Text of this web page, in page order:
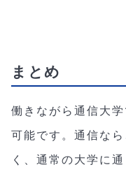
まとめ
働きながら通信大
可能です。通信な
く、通常の大学に